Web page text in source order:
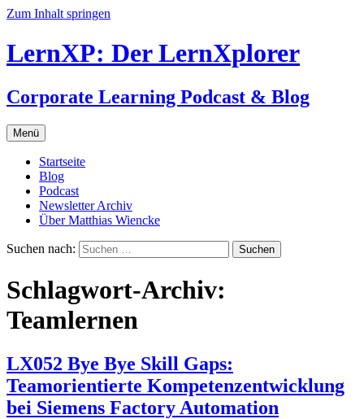
Zum Inhalt springen
LernXP: Der LernXplorer
Corporate Learning Podcast & Blog
Menü
Startseite
Blog
Podcast
Newsletter Archiv
Über Matthias Wiencke
Suchen nach:
Schlagwort-Archiv:
Teamlernen
LX052 Bye Bye Skill Gaps:
Teamorientierte Kompetenzentwicklung
bei Siemens Factory Automation